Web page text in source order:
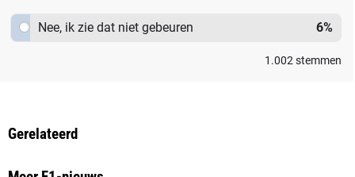
Nee, ik zie dat niet gebeuren 6%
1.002 stemmen
Gerelateerd